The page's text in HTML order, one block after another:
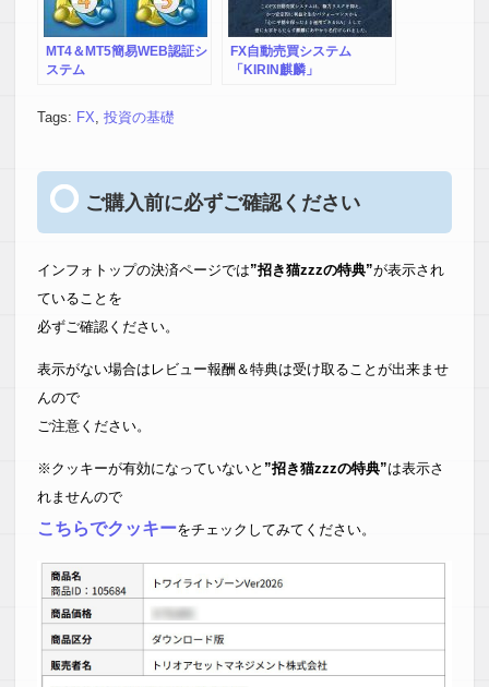
MT4＆MT5簡易WEB認証シ
ステム
FX自動売買システム
「KIRIN麒麟」
Tags: FX 投資の基礎
ご購入前に必ずご確認ください
インフォトップの決済ページでは”招き猫zzzの特典”が表示され
ていることを
必ずご確認ください。
表示がない場合はレビュー報酬＆特典は受け取ることが出来ませ
んので
ご注意ください。
※クッキーが有効になっていないと ”招き猫zzzの特典”は表示さ
れませんので
こちらでクッキーをチェックしてみてください。